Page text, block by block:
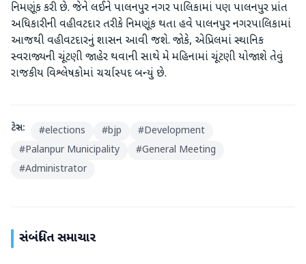
નિમણૂંક કરી છે. જેને લઈને પાલનપુર નગર પાલિકામાં પણ પાલનપુર પ્રાંત
અધિકારીની વહીવટદાર તરીકે નિમણૂંક થતા હવે પાલનપુર નગરપાલિકામાં
આજથી વહીવટદારનું શાસન આવી જશે. જોકે, એપ્રિલમાં સ્થાનિક
સ્વરાજ્યની ચૂંટણી જાહેર થવાની સાથે મે મહિનામાં ચૂંટણી યોજાશે તેવું
રાજકીય વિશ્લેષકોમાં ચર્ચાસ્પદ બન્યું છે.
ટેગ્સ: #elections #bjp #Development
#Palanpur Municipality #General Meeting
#Administrator
સંબંધિત સમાચાર